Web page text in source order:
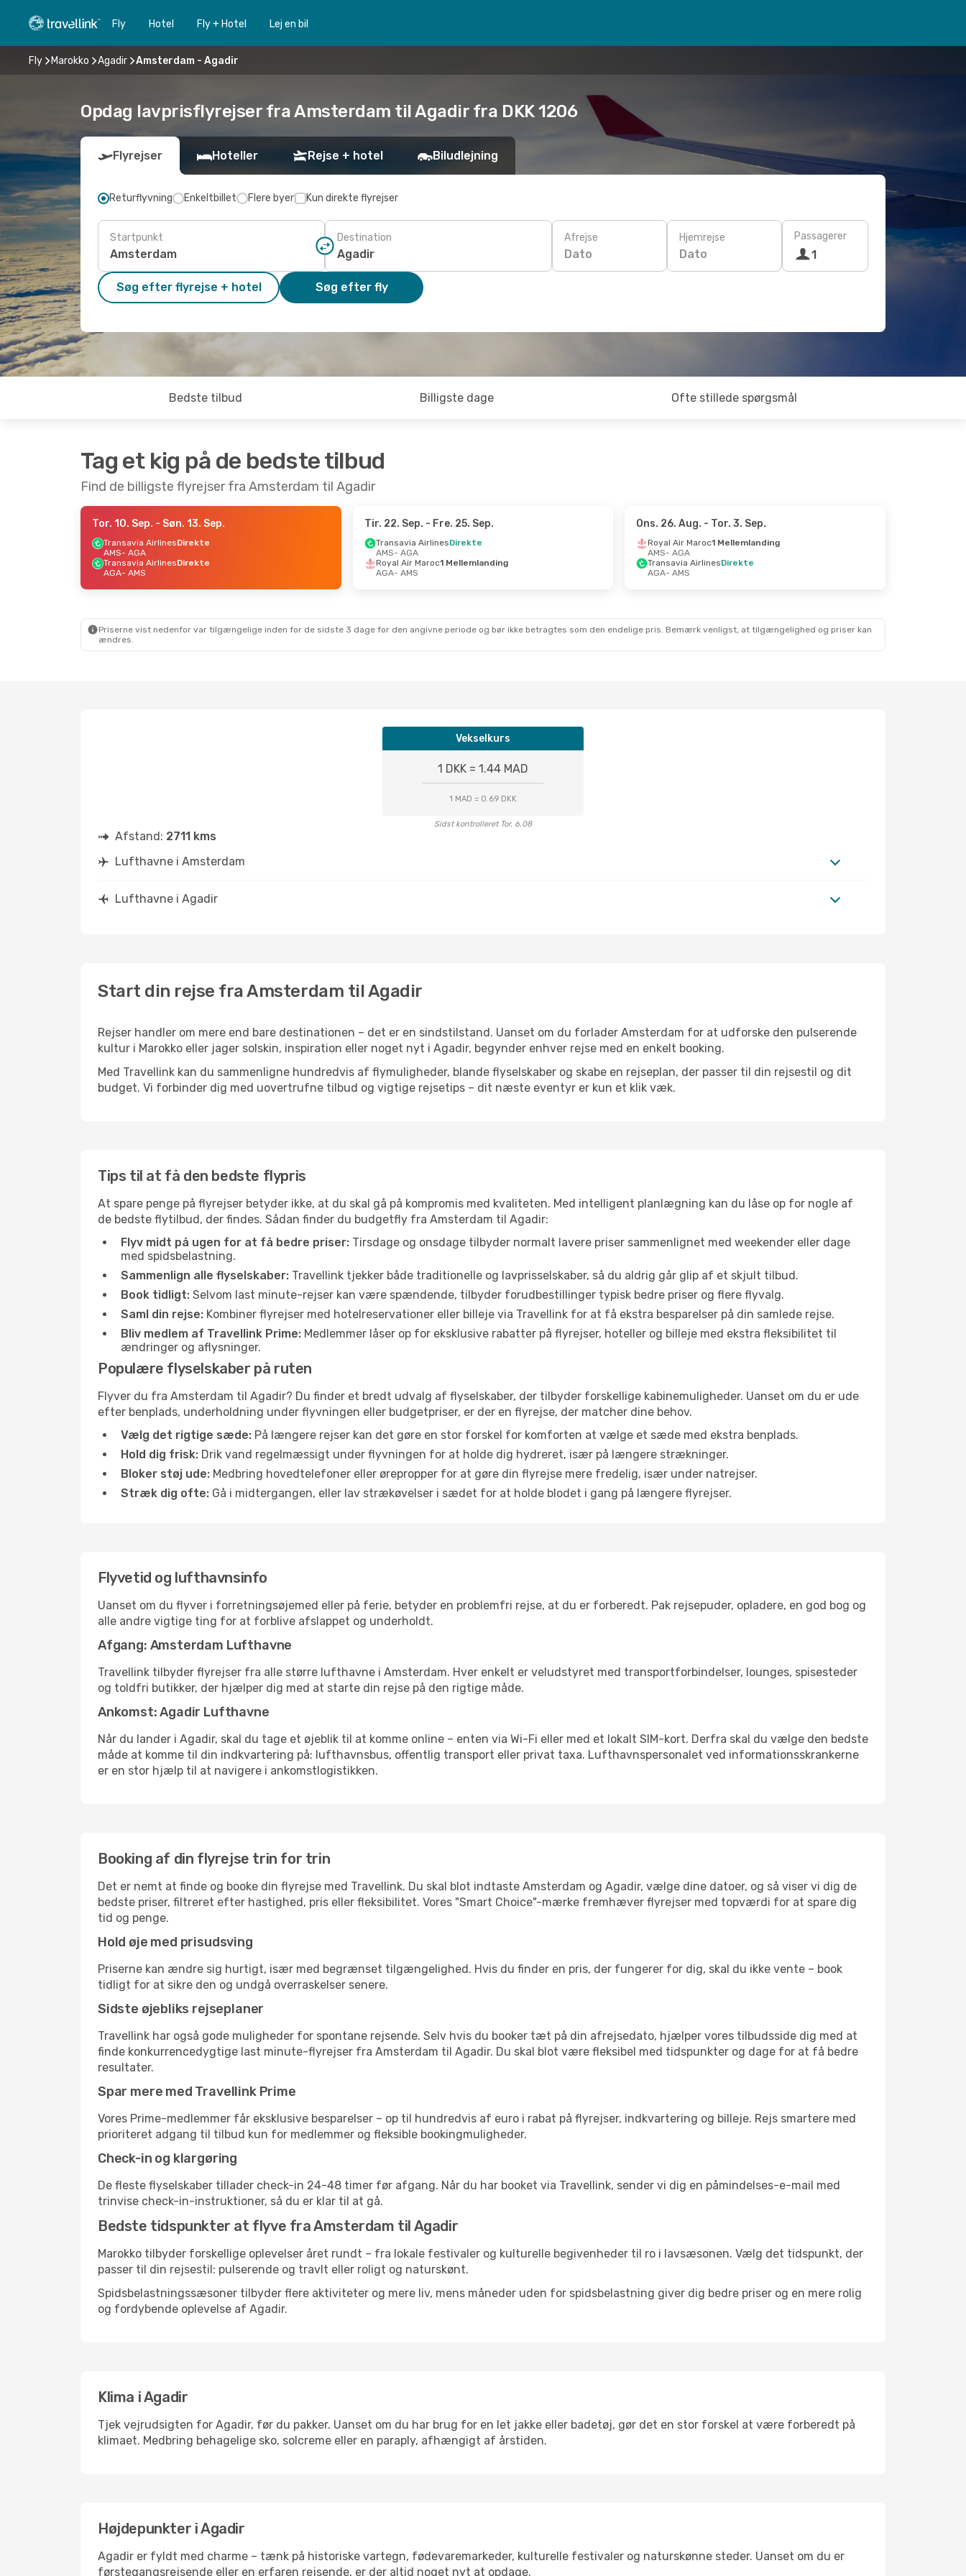
Fly Hotel Fly + Hotel Lej en bil
Fly Marokko Agadir Amsterdam - Agadir
Opdag lavprisflyrejser fra Amsterdam til Agadir fra DKK 1206
Flyrejser Hoteller Rejse + hotel Biludlejning
Returflyvning Enkeltbillet Flere byer Kun direkte flyrejser
Startpunkt Destination Afrejse
Dato
Hjemrejse
Dato
Passagerer
1
Søg efter flyrejse + hotel Søg efter fly
Bedste tilbud Billigste dage Ofte stillede spørgsmål
Tag et kig på de bedste tilbud
Find de billigste flyrejser fra Amsterdam til Agadir
Tor. 10. Sep. - Søn. 13. Sep.
Transavia AirlinesDirekte
AMS- AGA
Transavia AirlinesDirekte
AGA- AMS
Tir. 22. Sep. - Fre. 25. Sep.
Transavia AirlinesDirekte
AMS- AGA
Royal Air Maroc1 Mellemlanding
AGA- AMS
Ons. 26. Aug. - Tor. 3. Sep.
Royal Air Maroc1 Mellemlanding
AMS- AGA
Transavia AirlinesDirekte
AGA- AMS
Priserne vist nedenfor var tilgængelige inden for de sidste 3 dage for den angivne periode og bør ikke betragtes som den endelige pris. Bemærk venligst, at tilgængelighed og priser kan
ændres.
Vekselkurs
1 DKK = 1.44 MAD
1 MAD = 0.69 DKK
Sidst kontrolleret Tor. 6.08
Afstand: 2711 kms
Lufthavne i Amsterdam
Lufthavne i Agadir
Start din rejse fra Amsterdam til Agadir
Rejser handler om mere end bare destinationen – det er en sindstilstand. Uanset om du forlader Amsterdam for at udforske den pulserende
kultur i Marokko eller jager solskin, inspiration eller noget nyt i Agadir, begynder enhver rejse med en enkelt booking.
Med Travellink kan du sammenligne hundredvis af flymuligheder, blande flyselskaber og skabe en rejseplan, der passer til din rejsestil og dit
budget. Vi forbinder dig med uovertrufne tilbud og vigtige rejsetips – dit næste eventyr er kun et klik væk.
Tips til at få den bedste flypris
At spare penge på flyrejser betyder ikke, at du skal gå på kompromis med kvaliteten. Med intelligent planlægning kan du låse op for nogle af
de bedste flytilbud, der findes. Sådan finder du budgetfly fra Amsterdam til Agadir:
Flyv midt på ugen for at få bedre priser: Tirsdage og onsdage tilbyder normalt lavere priser sammenlignet med weekender eller dage
med spidsbelastning.
Sammenlign alle flyselskaber: Travellink tjekker både traditionelle og lavprisselskaber, så du aldrig går glip af et skjult tilbud.
Book tidligt: Selvom last minute-rejser kan være spændende, tilbyder forudbestillinger typisk bedre priser og flere flyvalg.
Saml din rejse: Kombiner flyrejser med hotelreservationer eller billeje via Travellink for at få ekstra besparelser på din samlede rejse.
Bliv medlem af Travellink Prime: Medlemmer låser op for eksklusive rabatter på flyrejser, hoteller og billeje med ekstra fleksibilitet til
ændringer og aflysninger.
Populære flyselskaber på ruten
Flyver du fra Amsterdam til Agadir? Du finder et bredt udvalg af flyselskaber, der tilbyder forskellige kabinemuligheder. Uanset om du er ude
efter benplads, underholdning under flyvningen eller budgetpriser, er der en flyrejse, der matcher dine behov.
Vælg det rigtige sæde: På længere rejser kan det gøre en stor forskel for komforten at vælge et sæde med ekstra benplads.
Hold dig frisk: Drik vand regelmæssigt under flyvningen for at holde dig hydreret, især på længere strækninger.
Bloker støj ude: Medbring hovedtelefoner eller ørepropper for at gøre din flyrejse mere fredelig, især under natrejser.
Stræk dig ofte: Gå i midtergangen, eller lav strækøvelser i sædet for at holde blodet i gang på længere flyrejser.
Flyvetid og lufthavnsinfo
Uanset om du flyver i forretningsøjemed eller på ferie, betyder en problemfri rejse, at du er forberedt. Pak rejsepuder, opladere, en god bog og
alle andre vigtige ting for at forblive afslappet og underholdt.
Afgang: Amsterdam Lufthavne
Travellink tilbyder flyrejser fra alle større lufthavne i Amsterdam. Hver enkelt er veludstyret med transportforbindelser, lounges, spisesteder
og toldfri butikker, der hjælper dig med at starte din rejse på den rigtige måde.
Ankomst: Agadir Lufthavne
Når du lander i Agadir, skal du tage et øjeblik til at komme online – enten via Wi-Fi eller med et lokalt SIM-kort. Derfra skal du vælge den bedste
måde at komme til din indkvartering på: lufthavnsbus, offentlig transport eller privat taxa. Lufthavnspersonalet ved informationsskrankerne
er en stor hjælp til at navigere i ankomstlogistikken.
Booking af din flyrejse trin for trin
Det er nemt at finde og booke din flyrejse med Travellink. Du skal blot indtaste Amsterdam og Agadir, vælge dine datoer, og så viser vi dig de
bedste priser, filtreret efter hastighed, pris eller fleksibilitet. Vores "Smart Choice"-mærke fremhæver flyrejser med topværdi for at spare dig
tid og penge.
Hold øje med prisudsving
Priserne kan ændre sig hurtigt, især med begrænset tilgængelighed. Hvis du finder en pris, der fungerer for dig, skal du ikke vente – book
tidligt for at sikre den og undgå overraskelser senere.
Sidste øjebliks rejseplaner
Travellink har også gode muligheder for spontane rejsende. Selv hvis du booker tæt på din afrejsedato, hjælper vores tilbudsside dig med at
finde konkurrencedygtige last minute-flyrejser fra Amsterdam til Agadir. Du skal blot være fleksibel med tidspunkter og dage for at få bedre
resultater.
Spar mere med Travellink Prime
Vores Prime-medlemmer får eksklusive besparelser – op til hundredvis af euro i rabat på flyrejser, indkvartering og billeje. Rejs smartere med
prioriteret adgang til tilbud kun for medlemmer og fleksible bookingmuligheder.
Check-in og klargøring
De fleste flyselskaber tillader check-in 24-48 timer før afgang. Når du har booket via Travellink, sender vi dig en påmindelses-e-mail med
trinvise check-in-instruktioner, så du er klar til at gå.
Bedste tidspunkter at flyve fra Amsterdam til Agadir
Marokko tilbyder forskellige oplevelser året rundt – fra lokale festivaler og kulturelle begivenheder til ro i lavsæsonen. Vælg det tidspunkt, der
passer til din rejsestil: pulserende og travlt eller roligt og naturskønt.
Spidsbelastningssæsoner tilbyder flere aktiviteter og mere liv, mens måneder uden for spidsbelastning giver dig bedre priser og en mere rolig
og fordybende oplevelse af Agadir.
Klima i Agadir
Tjek vejrudsigten for Agadir, før du pakker. Uanset om du har brug for en let jakke eller badetøj, gør det en stor forskel at være forberedt på
klimaet. Medbring behagelige sko, solcreme eller en paraply, afhængigt af årstiden.
Højdepunkter i Agadir
Agadir er fyldt med charme – tænk på historiske vartegn, fødevaremarkeder, kulturelle festivaler og naturskønne steder. Uanset om du er
førstegangsrejsende eller en erfaren rejsende, er der altid noget nyt at opdage.